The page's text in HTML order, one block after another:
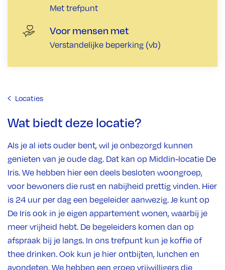
Met trefpunt
Voor mensen met
Verstandelijke beperking (vb)
Locaties
Wat biedt deze locatie?
Als je al iets ouder bent, wil je onbezorgd kunnen
genieten van je oude dag. Dat kan op Middin-locatie De
Iris. We hebben hier een deels besloten woongroep,
voor bewoners die rust en nabijheid prettig vinden. Hier
is 24 uur per dag een begeleider aanwezig. Je kunt op
De Iris ook in je eigen appartement wonen, waarbij je
meer vrijheid hebt. De begeleiders komen dan op
afspraak bij je langs. In ons trefpunt kun je koffie of
thee drinken. Ook kun je hier ontbijten, lunchen en
avondeten. We hebben een groep vrijwilligers die